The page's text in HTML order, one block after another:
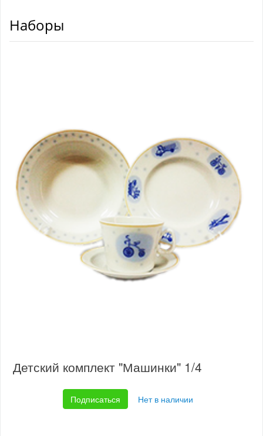
Наборы
Детский комплект "Машинки" 1/4
Подписаться Нет в наличии